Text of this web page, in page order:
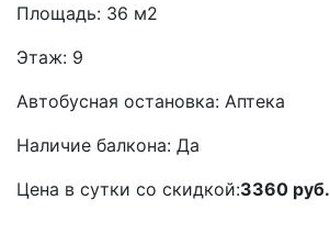
Площадь: 36 м2
Этаж: 9
Автобусная остановка: Аптека
Наличие балкона: Да
Цена в сутки со скидкой:3360 руб.